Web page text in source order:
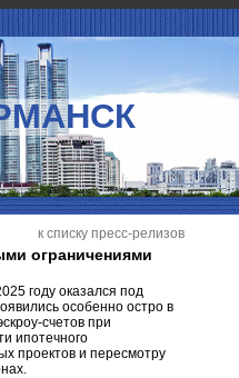
к списку пресс-релизов
ограничениями
году оказался под
особенно остро в
счетов при
ипотечного
проектов и пересмотру